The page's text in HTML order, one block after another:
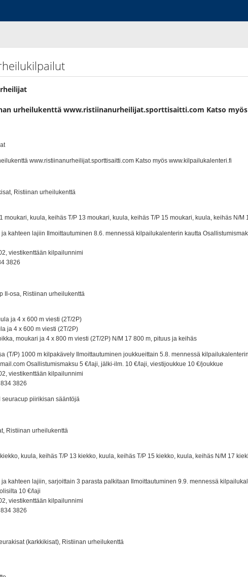
urheilukenttä www.ristiinanurheilijat.sporttisaitti.com Katso myös